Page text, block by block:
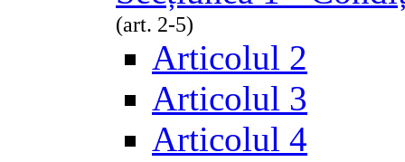
(art. 2-5)
Articolul 2
Articolul 3
Articolul 4